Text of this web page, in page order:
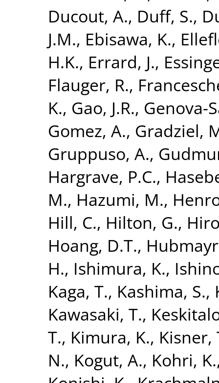
Ducout, A., Duff, S.,
J.M., Ebisawa, K.,
H.K., Errard, J.,
Flauger, R.,
K., Gao, J.R., Genova-
Gomez, A., Gradziel,
Gruppuso, A.,
Hargrave, P.C.,
M., Hazumi, M.,
Hill, C., Hilton, G.,
Hoang, D.T.,
H., Ishimura, K.,
Kaga, T., Kashima, S.,
Kawasaki, T.,
T., Kimura, K., Kisner,
N., Kogut, A., Kohri, K.